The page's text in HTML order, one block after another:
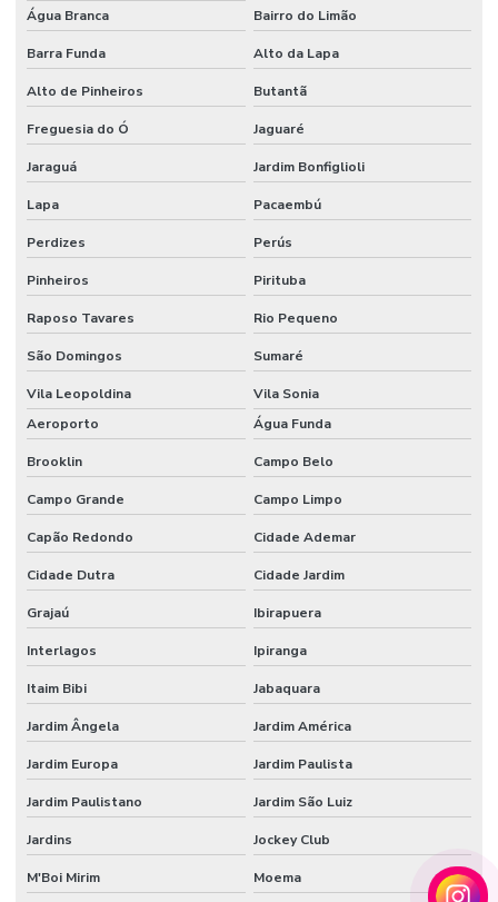
Serviço de flocagem
Tecido algodão flocado
Tecido aveludado automotivo
Tecido flocado
Tecido flocado de nylon
Tecido de pvc inflável
Tecido tule flocado
Tecido veludo
Tecido veludo atacado
Tecido veludo automotivo
Tecido veludo automotivo comprar
Tecido veludo comprar
Tecido veludo sintético
Veludo automotivo
Veludo sintético
Vendedor de papel de seda atacado
Água Branca Bairro do Limão
Barra Funda Alto da Lapa
Alto de Pinheiros Butantã
Freguesia do Ó Jaguaré
Jaraguá Jardim Bonfiglioli
Lapa Pacaembú
Perdizes Perús
Pinheiros Pirituba
Raposo Tavares Rio Pequeno
São Domingos Sumaré
Vila Leopoldina
Vila Sonia
Aeroporto
Água Funda
Brooklin Campo Belo
Campo Grande Campo Limpo
Capão Redondo Cidade Ademar
Cidade Dutra Cidade Jardim
Grajaú Ibirapuera
Interlagos Ipiranga
Itaim Bibi Jabaquara
Jardim Ângela Jardim América
Jardim Europa Jardim Paulista
Jardim Paulistano Jardim São Luiz
Jardins Jockey Club
M'Boi Mirim Moema